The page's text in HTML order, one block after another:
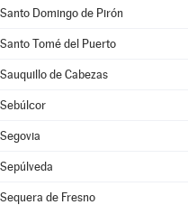
Santo Domingo de Pirón
Santo Tomé del Puerto
Sauquillo de Cabezas
Sebúlcor
Segovia
Sepúlveda
Sequera de Fresno